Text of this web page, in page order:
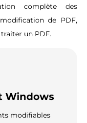
complète des
de PDF,
un PDF.
Windows
modifiables